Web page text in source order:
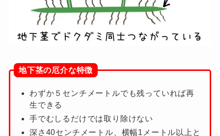
地下茎の厄介な特徴
わずか５センチメートルでも残っていれば再
生できる
手でむしるだけでは取り除けない
深さ40センチメートル、横幅1メートル以上と